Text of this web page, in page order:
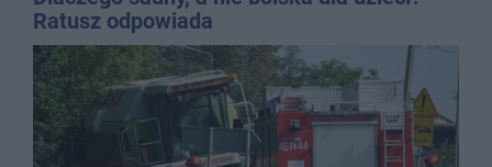
Ratusz odpowiada